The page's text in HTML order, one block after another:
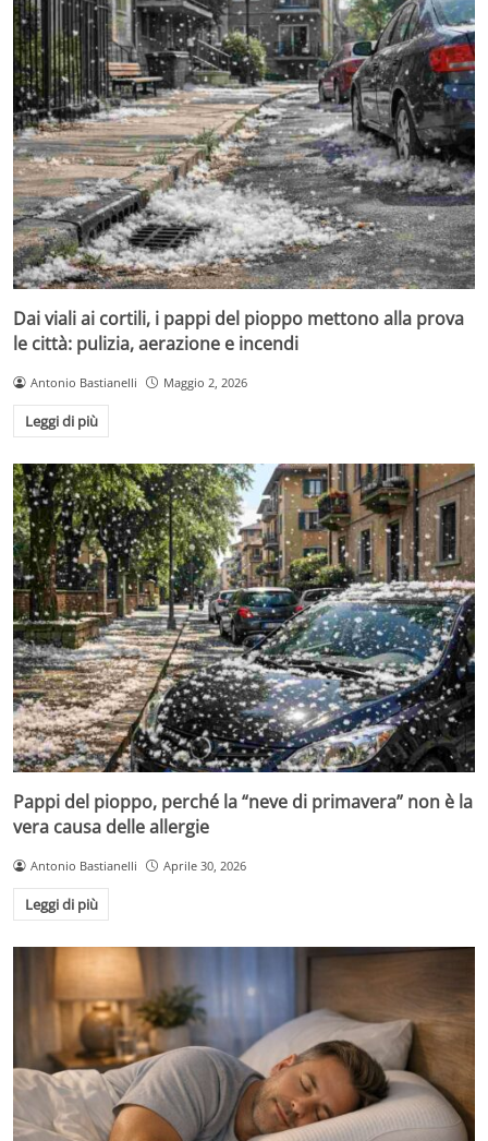
Dai viali ai cortili, i pappi del pioppo mettono alla prova
le città: pulizia, aerazione e incendi
Antonio Bastianelli Maggio 2, 2026
Leggi di più
Pappi del pioppo, perché la “neve di primavera” non è la
vera causa delle allergie
Antonio Bastianelli Aprile 30, 2026
Leggi di più